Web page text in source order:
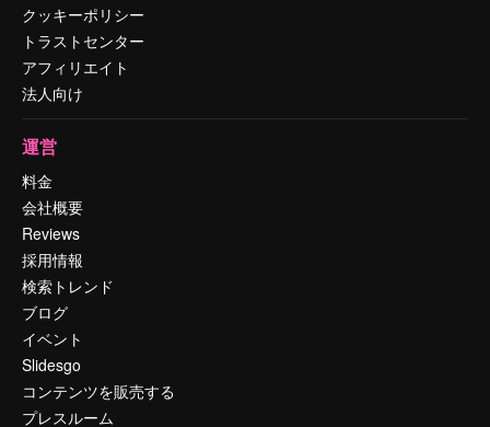
クッキーポリシー
トラストセンター
アフィリエイト
法人向け
運営
料金
会社概要
Reviews
採用情報
検索トレンド
ブログ
イベント
Slidesgo
コンテンツを販売する
プレスルーム